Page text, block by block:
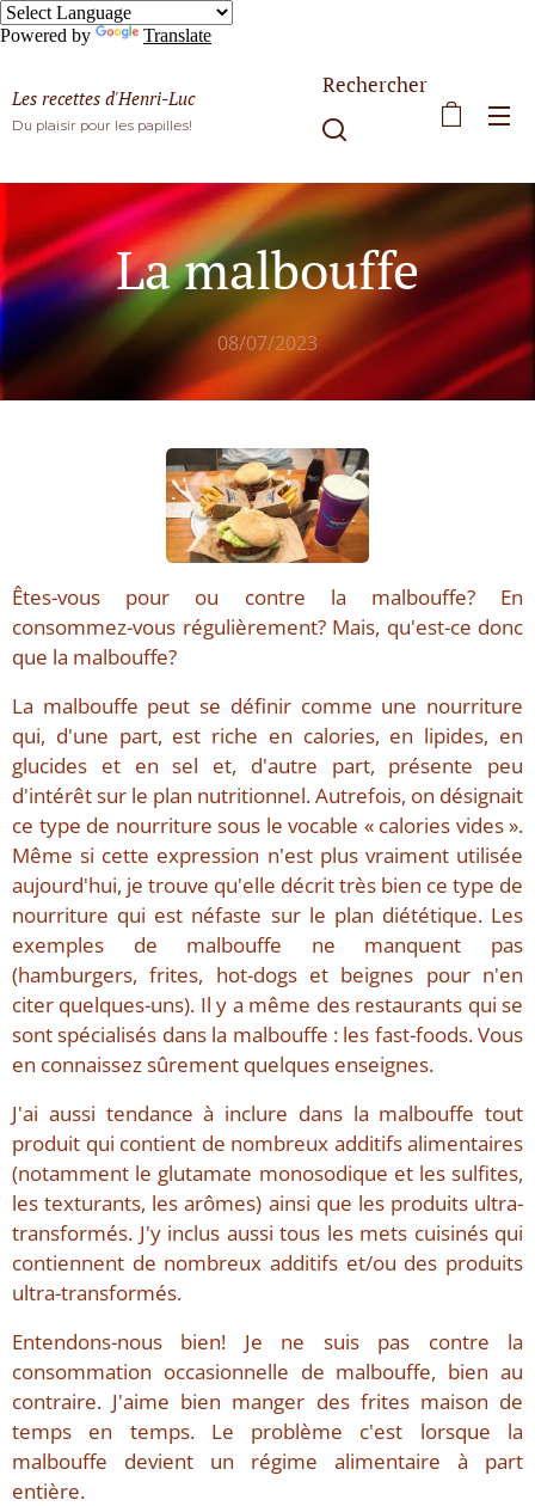
Powered by Translate
Les recettes d'Henri-Luc
Du plaisir pour les papilles!
Rechercher
La malbouffe
08/07/2023
Êtes-vous pour ou contre la malbouffe? En
consommez-vous régulièrement? Mais, qu'est-ce donc
que la malbouffe?
La malbouffe peut se définir comme une nourriture
qui, d'une part, est riche en calories, en lipides, en
glucides et en sel et, d'autre part, présente peu
d'intérêt sur le plan nutritionnel. Autrefois, on désignait
ce type de nourriture sous le vocable « calories vides ».
Même si cette expression n'est plus vraiment utilisée
aujourd'hui, je trouve qu'elle décrit très bien ce type de
nourriture qui est néfaste sur le plan diététique. Les
exemples de malbouffe ne manquent pas
(hamburgers, frites, hot-dogs et beignes pour n'en
citer quelques-uns). Il y a même des restaurants qui se
sont spécialisés dans la malbouffe : les fast-foods. Vous
en connaissez sûrement quelques enseignes.
J'ai aussi tendance à inclure dans la malbouffe tout
produit qui contient de nombreux additifs alimentaires
(notamment le glutamate monosodique et les sulfites,
les texturants, les arômes) ainsi que les produits ultra-
transformés. J'y inclus aussi tous les mets cuisinés qui
contiennent de nombreux additifs et/ou des produits
ultra-transformés.
Entendons-nous bien! Je ne suis pas contre la
consommation occasionnelle de malbouffe, bien au
contraire. J'aime bien manger des frites maison de
temps en temps. Le problème c'est lorsque la
malbouffe devient un régime alimentaire à part
entière.